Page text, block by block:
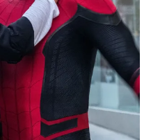
nếu không có sự chấp
VTV.vn khi phát hành lại